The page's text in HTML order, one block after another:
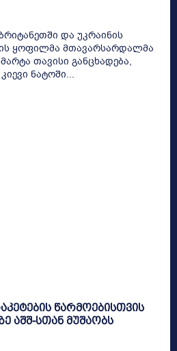
და უკრაინის
ყოფილმა მთავარსარდალმა
თავისი განცხადება,
ნატოში...
წარმოებისთვის
აშშ-სთან მუშაობს